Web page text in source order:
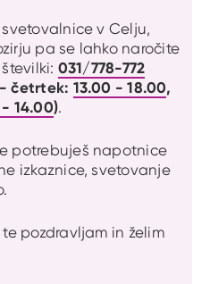
v Celju,
pa se lahko naročite
031/778-772
četrtek: 13.00 - 18.00,
14.00).
potrebuješ napotnice
izkaznice, svetovanje
te pozdravljam in želim